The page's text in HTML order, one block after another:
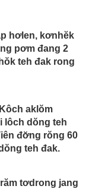
hơlen, kơnhĕk
pơm đang 2
teh đak rong
aklŏm
lôch dŏng teh
đơ̆ng rŏng 60
teh đak.
tơdrong jang